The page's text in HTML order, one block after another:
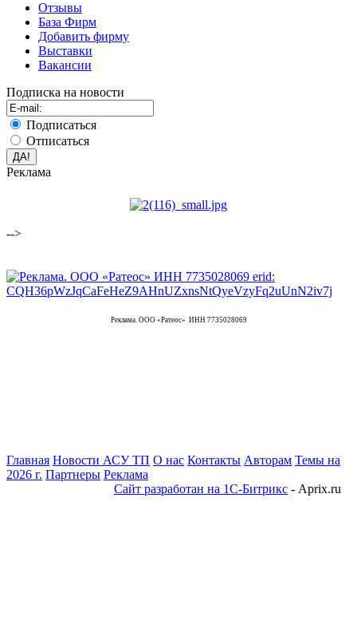
Отзывы
База Фирм
Добавить фирму
Выставки
Вакансии
Подписка на новости
Подписаться
Отписаться
Реклама
-->
Реклама. ООО «Ратеос» ИНН 7735028069
Главная Новости АСУ ТП О нас Контакты Авторам Темы на
2026 г. Партнеры Реклама
Сайт разработан на 1С-Битрикс - Aprix.ru